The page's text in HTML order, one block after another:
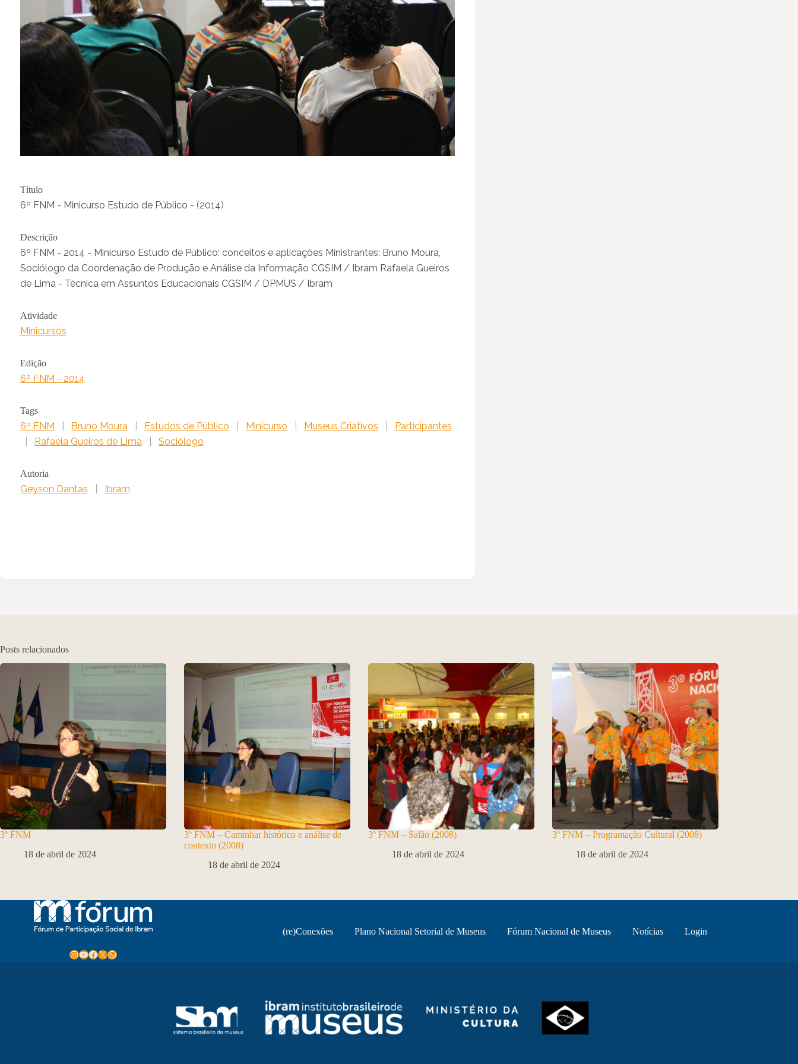
Título
6º FNM - Minicurso Estudo de Público - (2014)
Descrição
6º FNM - 2014 - Minicurso Estudo de Público: conceitos e aplicações Ministrantes: Bruno Moura,
Sociólogo da Coordenação de Produção e Análise da Informação CGSIM / Ibram Rafaela Gueiros
de Lima - Técnica em Assuntos Educacionais CGSIM / DPMUS / Ibram
Atividade
Minicursos
Edição
6º FNM - 2014
Tags
6º FNM Bruno Moura Estudos de Público Minicurso Museus Criativos
Participantes
Rafaela Gueiros de Lima Sociólogo
Autoria
Geyson Dantas Ibram
Posts relacionados
3º FNM
18 de abril de 2024
3º FNM – Caminhar histórico e análise de
contexto (2008)
18 de abril de 2024
3º FNM – Salão (2008)
18 de abril de 2024
3º FNM – Programação Cultural (2008)
18 de abril de 2024
Instagram
Youtube
Facebook
X WhatsApp
(re)Conexões Plano Nacional Setorial de Museus Fórum Nacional de Museus Notícias Login